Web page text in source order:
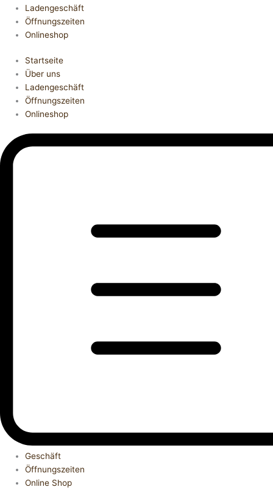
Ladengeschäft
Öffnungszeiten
Onlineshop
Startseite
Über uns
Ladengeschäft
Öffnungszeiten
Onlineshop
Geschäft
Öffnungszeiten
Online Shop